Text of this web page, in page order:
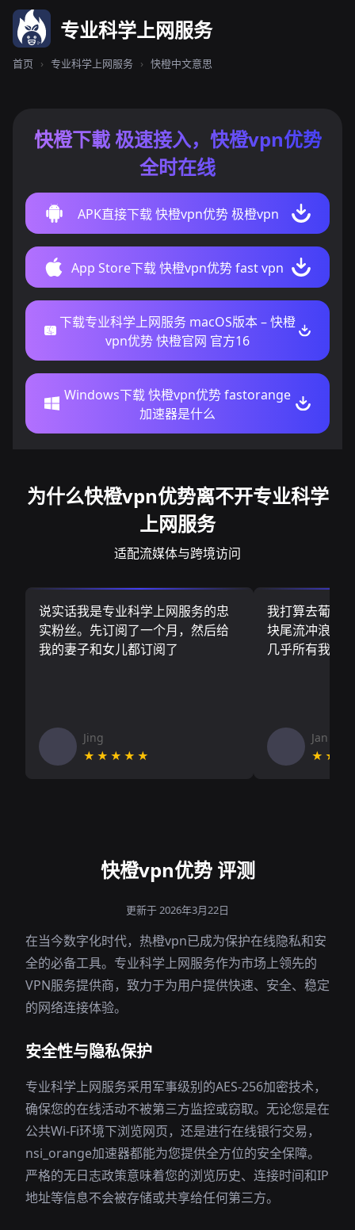
专业科学上网服务
首页 › 专业科学上网服务 › 快橙中文意思
快橙下載 极速接入，快橙vpn优势
全时在线
APK直接下载 快橙vpn优势 极橙vpn
App Store下载 快橙vpn优势 fast vpn
下载专业科学上网服务 macOS版本 – 快橙
vpn优势 快橙官网 官方16
Windows下载 快橙vpn优势 fastorange
加速器是什么
为什么快橙vpn优势离不开专业科学
上网服务
适配流媒体与跨境访问
说实话我是专业科学上网服务的忠
实粉丝。先订阅了一个月，然后给
我的妻子和女儿都订阅了
Jing
★★★★★
我打算去葡萄
块尾流冲浪板
几乎所有我需
Jan V
快橙vpn优势 评测
更新于 2026年3月22日
在当今数字化时代，热橙vpn已成为保护在线隐私和安
全的必备工具。专业科学上网服务作为市场上领先的
VPN服务提供商，致力于为用户提供快速、安全、稳定
的网络连接体验。
安全性与隐私保护
专业科学上网服务采用军事级别的AES-256加密技术，
确保您的在线活动不被第三方监控或窃取。无论您是在
公共Wi-Fi环境下浏览网页，还是进行在线银行交易，
nsi_orange加速器都能为您提供全方位的安全保障。
严格的无日志政策意味着您的浏览历史、连接时间和IP
地址等信息不会被存储或共享给任何第三方。